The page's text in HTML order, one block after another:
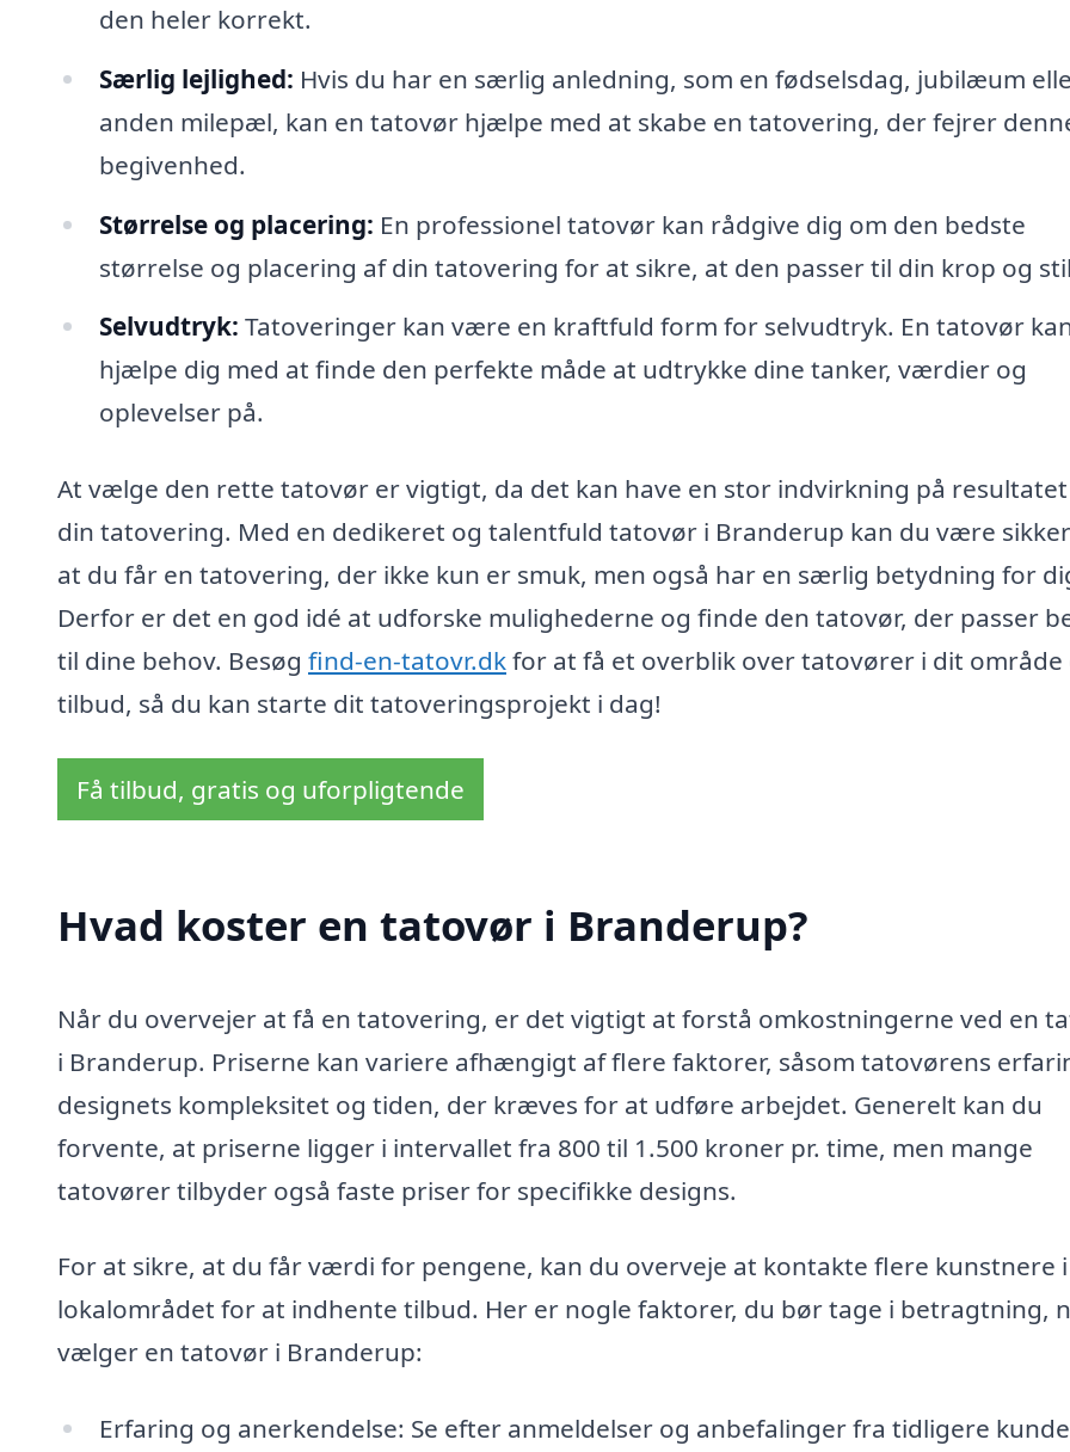
den heler korrekt.
Særlig lejlighed: Hvis du har en særlig anledning, som en fødselsdag, jubilæum
anden milepæl, kan en tatovør hjælpe med at skabe en tatovering, der fejrer
begivenhed.
Størrelse og placering: En professionel tatovør kan rådgive dig om den bedste
størrelse og placering af din tatovering for at sikre, at den passer til din krop og
Selvudtryk: Tatoveringer kan være en kraftfuld form for selvudtryk. En tatovør
hjælpe dig med at finde den perfekte måde at udtrykke dine tanker, værdier og
oplevelser på.
At vælge den rette tatovør er vigtigt, da det kan have en stor indvirkning på
din tatovering. Med en dedikeret og talentfuld tatovør i Branderup kan du være
at du får en tatovering, der ikke kun er smuk, men også har en særlig betydning for
Derfor er det en god idé at udforske mulighederne og finde den tatovør, der passer
til dine behov. Besøg find-en-tatovr.dkfor at få et overblik over tatovører i dit område
tilbud, så du kan starte dit tatoveringsprojekt i dag!
Få tilbud, gratis og uforpligtende
Hvad koster en tatovør i Branderup?
Når du overvejer at få en tatovering, er det vigtigt at forstå omkostningerne ved en
i Branderup. Priserne kan variere afhængigt af flere faktorer, såsom tatovørens
designets kompleksitet og tiden, der kræves for at udføre arbejdet. Generelt kan du
forvente, at priserne ligger i intervallet fra 800 til 1.500 kroner pr. time, men mange
tatovører tilbyder også faste priser for specifikke designs.
For at sikre, at du får værdi for pengene, kan du overveje at kontakte flere kunstnere i
lokalområdet for at indhente tilbud. Her er nogle faktorer, du bør tage i betragtning,
vælger en tatovør i Branderup:
Erfaring og anerkendelse: Se efter anmeldelser og anbefalinger fra tidligere